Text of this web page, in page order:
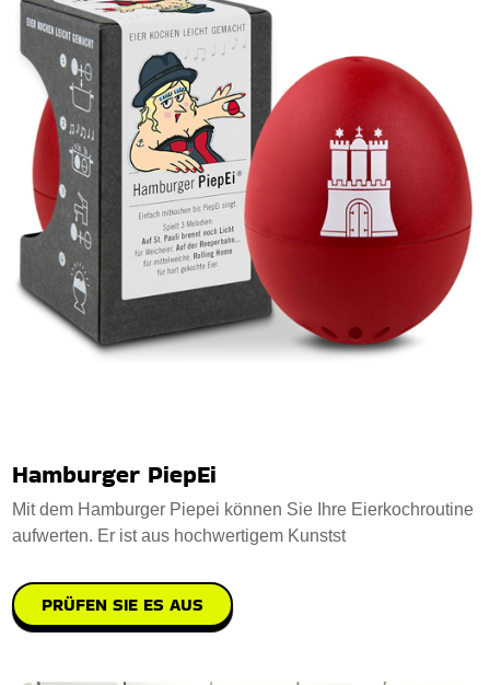
Hamburger PiepEi
Mit dem Hamburger Piepei können Sie Ihre Eierkochroutine
aufwerten. Er ist aus hochwertigem Kunstst
PRÜFEN SIE ES AUS